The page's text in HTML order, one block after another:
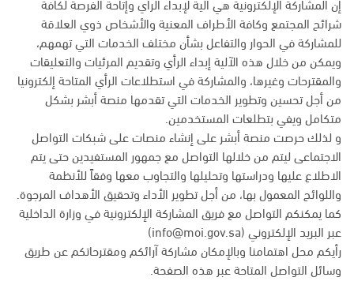
شرائح المجتمع وكافة الأطراف المعنية والأشخاص ذوي العلاقة
للمشاركة في الحوار والتفاعل بشأن مختلف الخدمات التي تهمهم،
ويمكن من خلال هذه الآلية إبداء الرأي وتقديم المرئيات والتعليقات
والمقترحات وغيرها، والمشاركة في استطلاعات الرأي المتاحة إلكترونيا
من أجل تحسين وتطوير الخدمات التي تقدمها منصة أبشر بشكل
متكامل ويفي بتطلعات المستخدمين.
و لذلك حرصت منصة أبشر على إنشاء منصات على شبكات التواصل
الاجتماعى ليتم من خلالها التواصل مع جمهور المستفيدين حتى يتم
الاطلاع عليها ودراستها وتحليلها والتجاوب معها وفقاً للأنظمة
واللوائح المعمول بها، من أجل تطوير الأداء وتحقيق الأهداف المرجوة.
كما يمكنكم التواصل مع فريق المشاركة الإلكترونية في وزارة الداخلية
عبر البريد الإلكتروني (info@moi.gov.sa)
رأيكم محل اهتمامنا وبالإمكان مشاركة آرائكم ومقترحاتكم عن طريق
وسائل التواصل المتاحة عبر هذه الصفحة.